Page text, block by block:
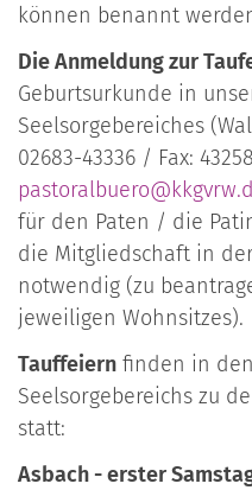
können benannt
Die Anmeldung zur
Geburtsurkunde in
Seelsorgebereiches
02683-43336 / Fax:
für den Paten / die
die Mitgliedschaft in
notwendig (zu
jeweiligen Wohnsitzes).
Tauffeiern finden in
Seelsorgebereichs zu
statt:
Asbach - erster